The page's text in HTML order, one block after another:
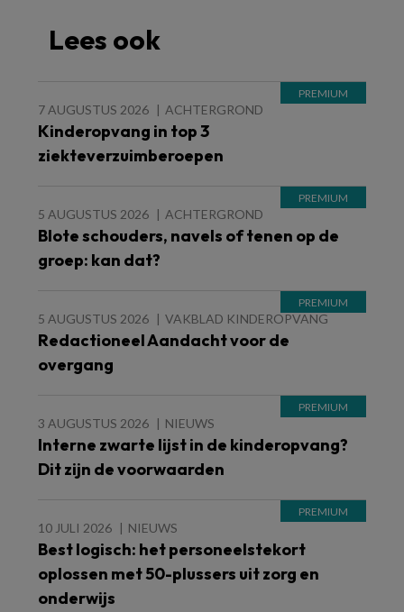
Lees ook
7 AUGUSTUS 2026 ACHTERGROND
Kinderopvang in top 3
ziekteverzuimberoepen
5 AUGUSTUS 2026 ACHTERGROND
Blote schouders, navels of tenen op de
groep: kan dat?
5 AUGUSTUS 2026 VAKBLAD KINDEROPVANG
Redactioneel Aandacht voor de
overgang
3 AUGUSTUS 2026 NIEUWS
Interne zwarte lijst in de kinderopvang?
Dit zijn de voorwaarden
10 JULI 2026 NIEUWS
Best logisch: het personeelstekort
oplossen met 50-plussers uit zorg en
onderwijs